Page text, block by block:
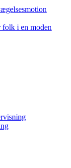
i en moden